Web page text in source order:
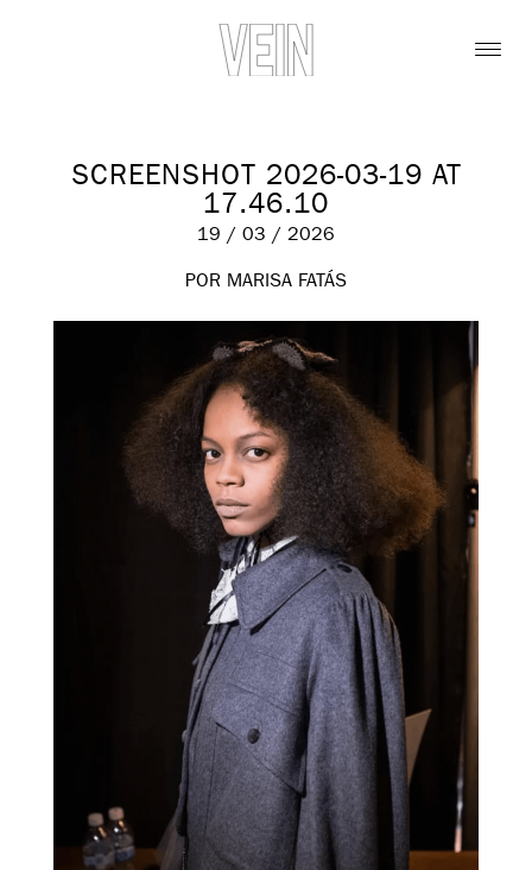
SCREENSHOT 2026-03-19 AT
17.46.10
19 / 03 / 2026
POR MARISA FATÁS